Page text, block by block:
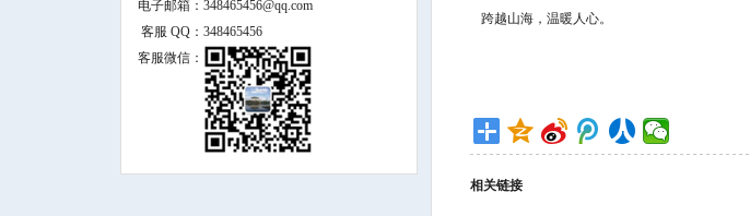
电子邮箱： 348465456@qq.com
客服 QQ： 348465456
客服微信：
跨越山海，温暖人心。
相关链接